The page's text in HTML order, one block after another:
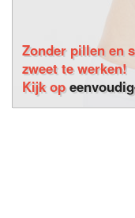
Zonder pillen en
zweet te werken!
Kijk op